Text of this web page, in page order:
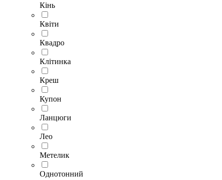
Кінь
Квіти
Квадро
Клітинка
Креш
Купон
Ланцюги
Лео
Метелик
Однотонний